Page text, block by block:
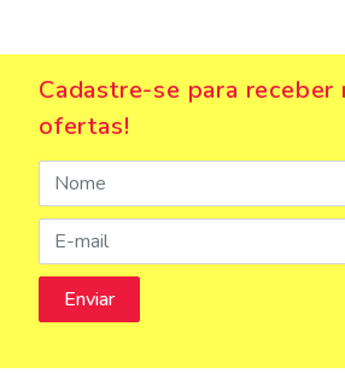
Cadastre-se para receber
ofertas!